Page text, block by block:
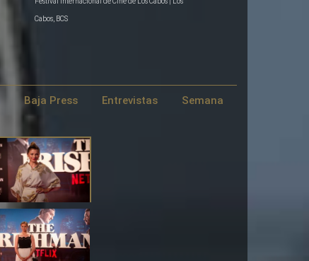
Cabos, BCS
Baja Press Entrevistas Semana